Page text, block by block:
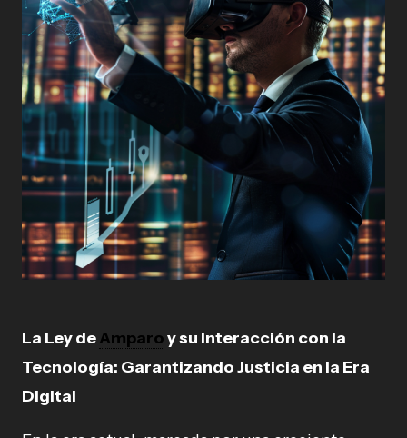
La Ley deAmparoy su Interacción con la
Tecnología: Garantizando Justicia en la Era
Digital